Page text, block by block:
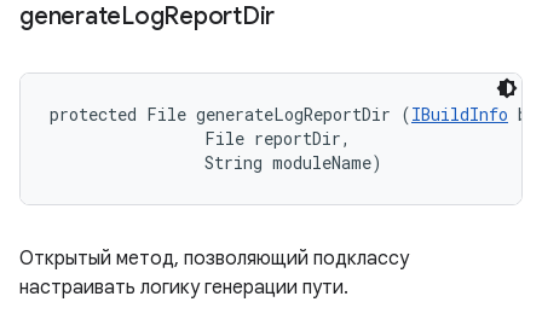
generateLogReportDir
protected File generateLogReportDir (IBuildInfo
                File reportDir,
                String moduleName)
Открытый метод, позволяющий подклассу
настраивать логику генерации пути.